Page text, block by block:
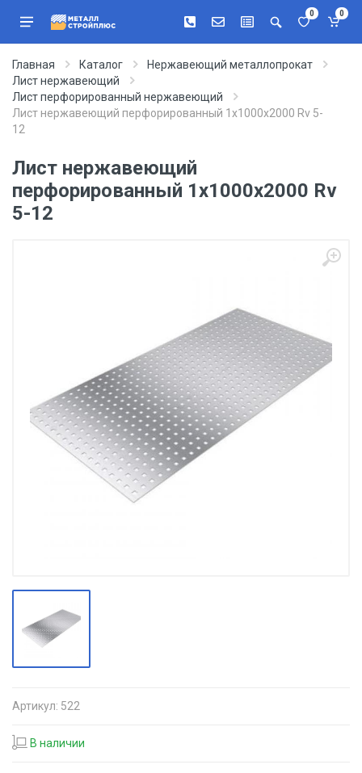
0 0
Главная Каталог
Нержавеющий металлопрокат
Лист нержавеющий
Лист перфорированный нержавеющий
Лист нержавеющий перфорированный 1х1000х2000 Rv 5-
12
Лист нержавеющий
перфорированный 1х1000х2000 Rv
5-12
Артикул: 522
В наличии